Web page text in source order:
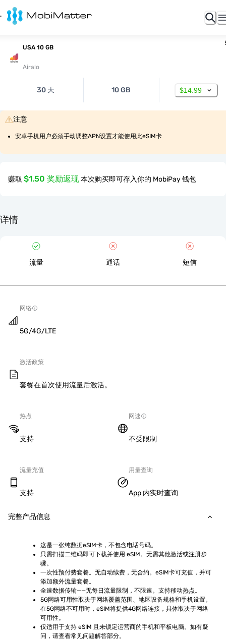
USA 10 GB
Airalo
30 天 10 GB $14.99
注意
安卓手机用户必须手动调整APN设置才能使用此eSIM卡
赚取 $1.50 奖励返现本次购买即可存入你的 MobiPay 钱包
详情
流量 通话 短信
网络
5G/4G/LTE
激活政策
套餐在首次使用流量后激活。
热点
支持
网速
不受限制
流量充值
支持
用量查询
App 内实时查询
完整产品信息
这是一张纯数据eSIM卡，不包含电话号码。
只需扫描二维码即可下载并使用 eSIM。无需其他激活或注册步
骤。
一次性预付费套餐。无自动续费，无合约。eSIM卡可充值，并可
添加额外流量套餐。
全速数据传输——无每日流量限制，不限速。支持移动热点。
5G网络可用性取决于网络覆盖范围、地区设备规格和手机设置。
在5G网络不可用时，eSIM将提供4G网络连接，具体取决于网络
可用性。
仅适用于支持 eSIM 且未锁定运营商的手机和平板电脑。如有疑
问，请查看常见问题解答部分。